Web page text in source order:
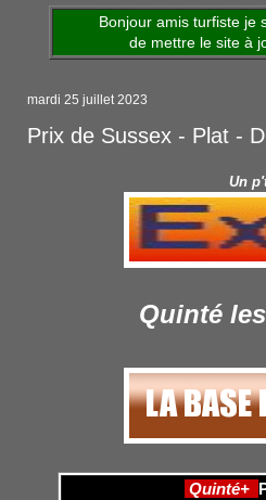
Bonjour amis turfiste je
de mettre le site à jour
mardi 25 juillet 2023
Prix de Sussex - Plat -
Un
Quinté
Quinté+